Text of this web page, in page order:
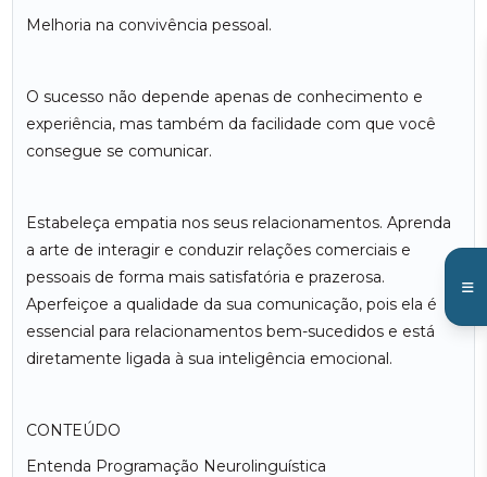
Melhoria na convivência pessoal.
O sucesso não depende apenas de conhecimento e
experiência, mas também da facilidade com que você
consegue se comunicar.
Estabeleça empatia nos seus relacionamentos. Aprenda
a arte de interagir e conduzir relações comerciais e
pessoais de forma mais satisfatória e prazerosa.
Aperfeiçoe a qualidade da sua comunicação, pois ela é
essencial para relacionamentos bem-sucedidos e está
diretamente ligada à sua inteligência emocional.
CONTEÚDO
Entenda Programação Neurolinguística